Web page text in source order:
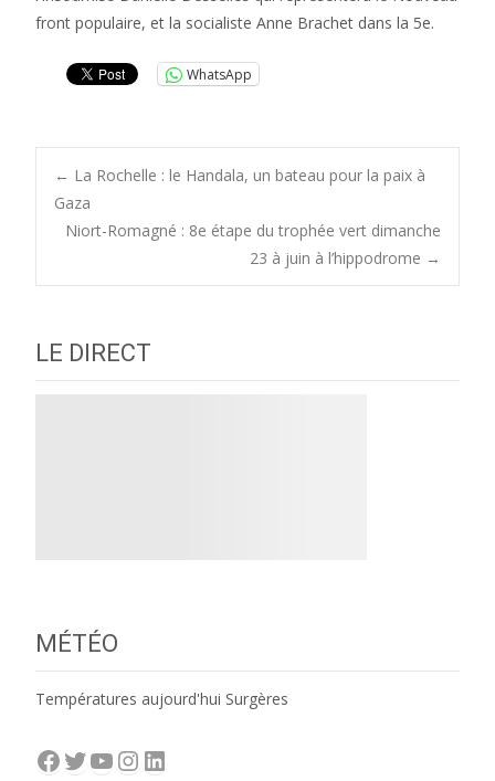
front populaire, et la socialiste Anne Brachet dans la 5e.
WhatsApp
Post
navigation
← La Rochelle : le Handala, un bateau pour la paix à
Gaza
Niort-Romagné : 8e étape du trophée vert dimanche
23 à juin à l’hippodrome →
LE DIRECT
MÉTÉO
Températures aujourd'hui Surgères
Facebook
Twitter
YouTube
Instagram
LinkedIn